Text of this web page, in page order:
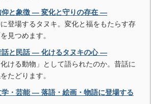
仰と象徴 ― 変化と守りの存在 ―
登場するタヌキ。変化と福をもたらす存
見つめます。
話と民話 ― 化けるタヌキの心 ―
ける動物」として語られたのか。昔話に
たどります。
学・芸能 ― 落語・絵画・物語に登場する